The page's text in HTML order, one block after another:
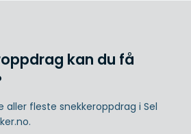
kan du få
aller fleste snekkeroppdrag i Sel